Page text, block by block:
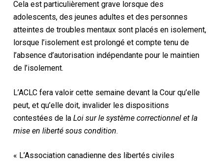
Cela est particulièrement grave lorsque des
adolescents, des jeunes adultes et des personnes
atteintes de troubles mentaux sont placés en isolement,
lorsque l’isolement est prolongé et compte tenu de
l’absence d’autorisation indépendante pour le maintien
de l’isolement.
L’ACLC fera valoir cette semaine devant la Cour qu’elle
peut, et qu’elle doit, invalider les dispositions
contestées de la Loi sur le système correctionnel et la
mise en liberté sous condition.
« L’Association canadienne des libertés civiles